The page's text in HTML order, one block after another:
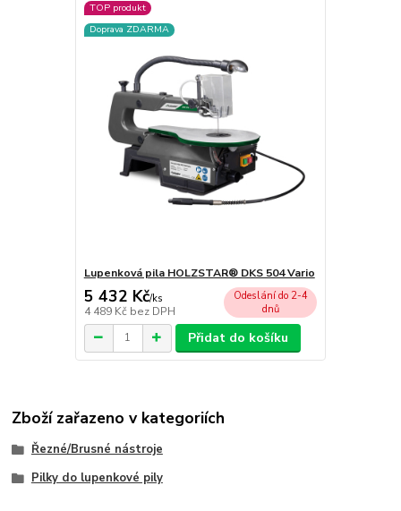
TOP produkt
Doprava ZDARMA
Lupenková pila HOLZSTAR® DKS 504 Vario
5 432 Kč/ks
4 489 Kč bez DPH
Odeslání do 2-4
dnů
Přidat do košíku
Zboží zařazeno v kategoriích
Řezné/Brusné nástroje
Pilky do lupenkové pily